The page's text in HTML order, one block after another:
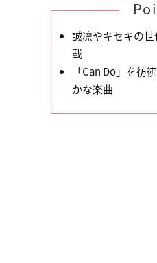
誠凛やキセキの
載
「Can Do」を彷
かな楽曲